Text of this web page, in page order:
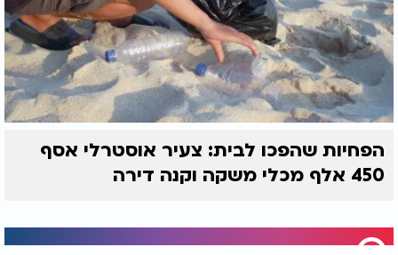
הפחיות שהפכו לבית: צעיר אוסטרלי אסף
450 אלף מכלי משקה וקנה דירה